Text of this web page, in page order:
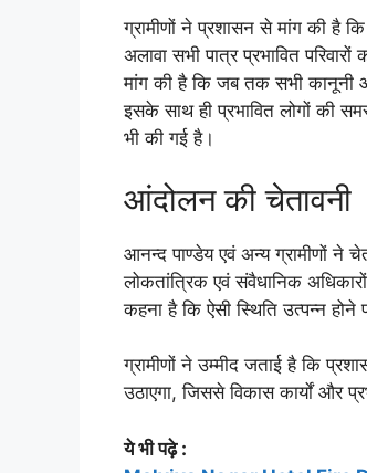
ग्रामीणों ने प्रशासन से मांग की है
अलावा सभी पात्र प्रभावित
मांग की है कि जब तक सभी कानूनी
इसके साथ ही प्रभावित लोगों की
भी की गई है।
आंदोलन की चेतावनी
आनन्द पाण्डेय एवं अन्य ग्रामीणों ने
लोकतांत्रिक एवं संवैधानिक
कहना है कि ऐसी स्थिति उत्पन्न
ग्रामीणों ने उम्मीद जताई है कि
उठाएगा, जिससे विकास कार्यों और
ये भी पढ़े :